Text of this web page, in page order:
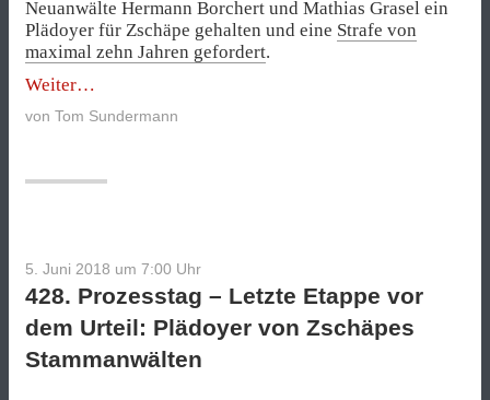
Neuanwälte Hermann Borchert und Mathias Grasel ein
Plädoyer für Zschäpe gehalten und eine Strafe von
maximal zehn Jahren gefordert.
Weiter„429.
Prozesstag
–
von Tom Sundermann
5. Juni 2018 um 7:00 Uhr
428. Prozesstag – Letzte Etappe vor
dem Urteil: Plädoyer von Zschäpes
Stammanwälten